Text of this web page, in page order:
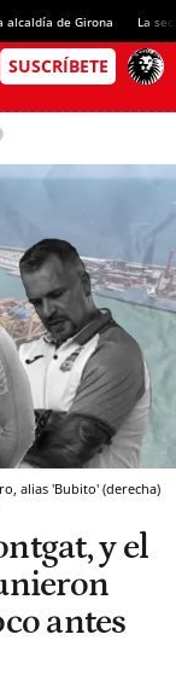
alcaldía de Girona La
alias 'Bubito' (derecha)
y el
antes